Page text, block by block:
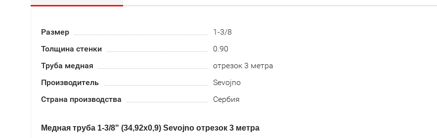
Размер
1-3/8
Толщина стенки
0.90
Труба медная
отрезок 3 метра
Производитель
Sevojno
Страна производства
Сербия
Медная труба 1-3/8" (34,92х0,9) Sevojno отрезок 3 метра